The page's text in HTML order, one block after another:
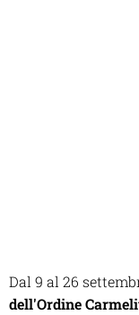
Dal 9 al 26
dell'Ordine